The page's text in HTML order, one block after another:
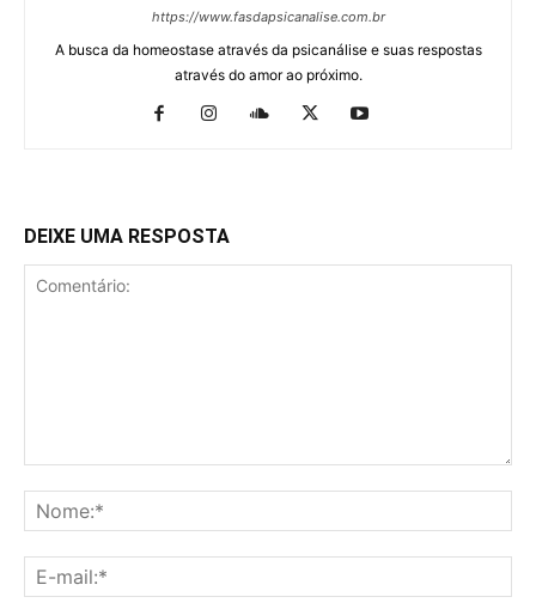
https://www.fasdapsicanalise.com.br
A busca da homeostase através da psicanálise e suas respostas
através do amor ao próximo.
DEIXE UMA RESPOSTA